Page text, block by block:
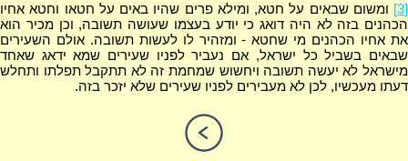
[3]
ומשום שבאים על חטא, ומילא פרים שהיו באים על חטאו וחטא אחיו
הכהנים בזה לא היה דואג כי יודע בעצמו שעושה תשובה, וכן מכיר הוא
את אחיו הכהנים מי שחטא - ומזהיר לו לעשות תשובה. אולם השעירים
שבאים בשביל כל ישראל, אם נעביר לפניו שעירים שמא ידאג שאחד
מישראל לא יעשה תשובה ויחשוש שמחמת זה לא תתקבל תפלתו ותחלש
דעתו מעכשיו, לכן לא מעבירים לפניו שעירים שלא יזכר בזה.